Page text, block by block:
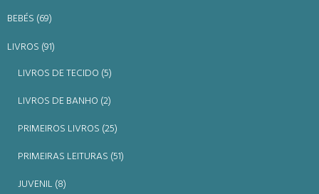
BEBÉS (69)
LIVROS (91)
LIVROS DE TECIDO (5)
LIVROS DE BANHO (2)
PRIMEIROS LIVROS (25)
PRIMEIRAS LEITURAS (51)
JUVENIL (8)